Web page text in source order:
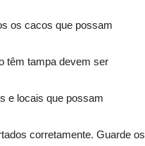
os cacos que possam
têm tampa devem ser
e locais que possam
corretamente. Guarde os